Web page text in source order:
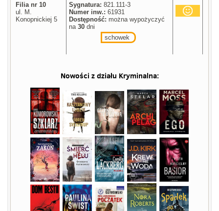
Filia nr 10
ul. M.
Konopnickiej 5
Sygnatura: 821.111-3
Numer inw.: 61931
Dostępność: można wypożyczyć
na30 dni
schowek
Nowości z działu Kryminalna: